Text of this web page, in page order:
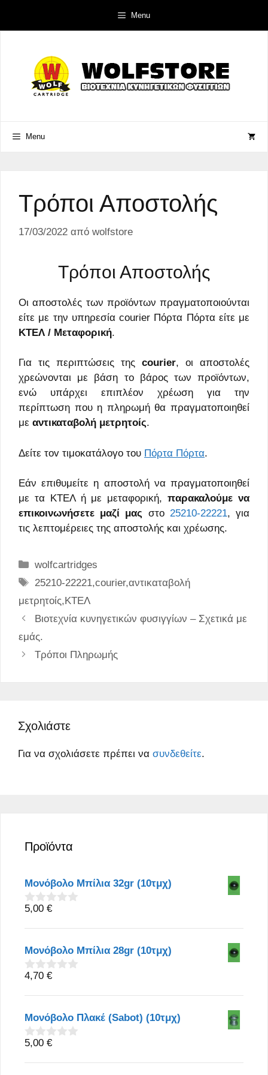
Menu
Menu
Τρόποι Αποστολής
17/03/2022 από wolfstore
Τρόποι Αποστολής
Οι αποστολές των προϊόντων πραγματοποιούνται
είτε με την υπηρεσία courier Πόρτα Πόρτα είτε με
ΚΤΕΛ / Μεταφορική.
Για τις περιπτώσεις της courier, oι αποστολές
χρεώνονται με βάση το βάρος των προϊόντων,
ενώ υπάρχει επιπλέον χρέωση για την
περίπτωση που η πληρωμή θα πραγματοποιηθεί
με αντικαταβολή μετρητοίς.
Δείτε τοv τιμοκατάλογο του Πόρτα Πόρτα.
Εάν επιθυμείτε η αποστολή να πραγματοποιηθεί
με τα ΚΤΕΛ ή με μεταφορική,παρακαλούμε να
επικοινωνήσετε μαζί μας στο 25210-22221, για
τις λεπτομέρειες της αποστολής και χρέωσης.
Κατηγορίες
wolfcartridges
Ετικέτες
25210-22221,courier,αντικαταβολή
μετρητοίς,ΚΤΕΛ
Βιοτεχνία κυνηγετικών φυσιγγίων – Σχετικά με
εμάς.
Τρόποι Πληρωμής
Σχολιάστε
Για να σχολιάσετε πρέπει να συνδεθείτε.
Προϊόντα
Μονόβολο Μπίλια 32gr (10τμχ)
0
u
o
f
5
5,00 €
Μονόβολο Μπίλια 28gr (10τμχ)
0
u
o
f
5
4,70 €
Μονόβολο Πλακέ (Sabot) (10τμχ)
0
u
5,00 €